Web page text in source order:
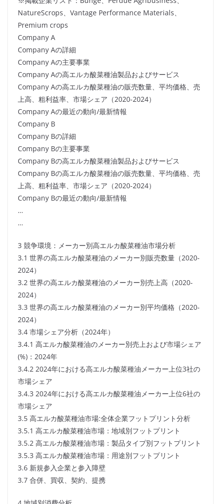
NatureScrops、Vantage Performance Materials、
Premium crops
Company A
Company Aの詳細
Company Aの主要事業
Company Aの高エルカ酸菜種油製品およびサービス
Company Aの高エルカ酸菜種油の販売数量、平均価格、売
上高、粗利益率、市場シェア（2020-2024）
Company Aの最近の動向/最新情報
Company B
Company Bの詳細
Company Bの主要事業
Company Bの高エルカ酸菜種油製品およびサービス
Company Bの高エルカ酸菜種油の販売数量、平均価格、売
上高、粗利益率、市場シェア（2020-2024）
Company Bの最近の動向/最新情報
…
…
3 競争環境：メーカー別高エルカ酸菜種油市場分析
3.1 世界の高エルカ酸菜種油のメーカー別販売数量（2020-
2024）
3.2 世界の高エルカ酸菜種油のメーカー別売上高（2020-
2024）
3.3 世界の高エルカ酸菜種油のメーカー別平均価格（2020-
2024）
3.4 市場シェア分析（2024年）
3.4.1 高エルカ酸菜種油のメーカー別売上および市場シェア
(%)：2024年
3.4.2 2024年における高エルカ酸菜種油メーカー上位3社の
市場シェア
3.4.3 2024年における高エルカ酸菜種油メーカー上位6社の
市場シェア
3.5 高エルカ酸菜種油市場:全体企業フットプリント分析
3.5.1 高エルカ酸菜種油市場：地域別フットプリント
3.5.2 高エルカ酸菜種油市場：製品タイプ別フットプリント
3.5.3 高エルカ酸菜種油市場：用途別フットプリント
3.6 新規参入企業と参入障壁
3.7 合併、買収、契約、提携